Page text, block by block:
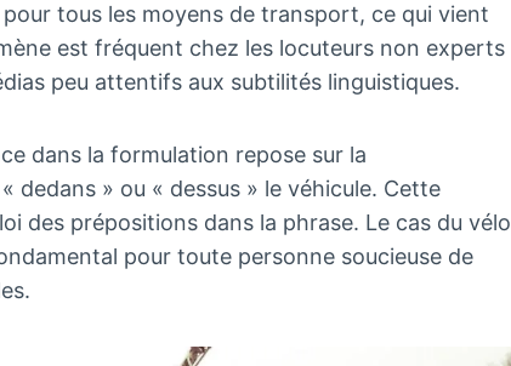
tous les moyens de transport, ce qui vient
est fréquent chez les locuteurs non experts
peu attentifs aux subtilités linguistiques.
dans la formulation repose sur la
dedans » ou « dessus » le véhicule. Cette
des prépositions dans la phrase. Le cas du vélo
pour toute personne soucieuse de